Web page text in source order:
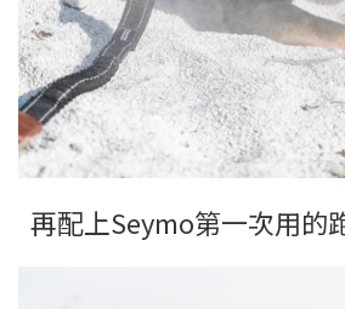
再配上Seymo第一次用的